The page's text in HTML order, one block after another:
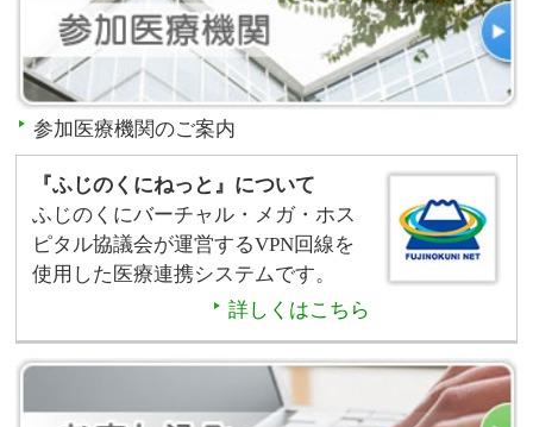
『ふじのくにねっと』について
ふじのくにバーチャル・メガ・ホス
ピタル協議会が運営するVPN回線を
使用した医療連携システムです。
詳しくはこちら
参加医療機関のご案内